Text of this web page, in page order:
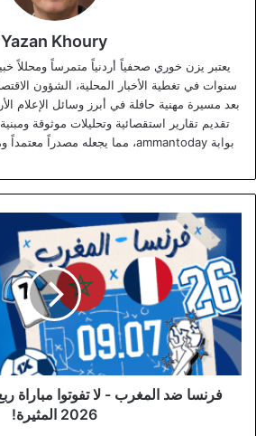
Yazan Khoury
سنوات في تغطية الأخبار المحلية، الشؤون
بعد مسيرة مهنية حافلة في أبرز وسائل الإعلام
تقديم تقارير استقصائية وتحليلات موثوقة
بوابة ammantoday، مما يجعله مصدراً معتمداً وموثوقاً للمعلومات الدقيقة.
فرنسا
المغرب
-
لا
تفوتوا
مباراة
ربع
نهائي
بطولةفرنسا ضد المغرب - لا تفوتوا مباراة
2026 المثيرة!